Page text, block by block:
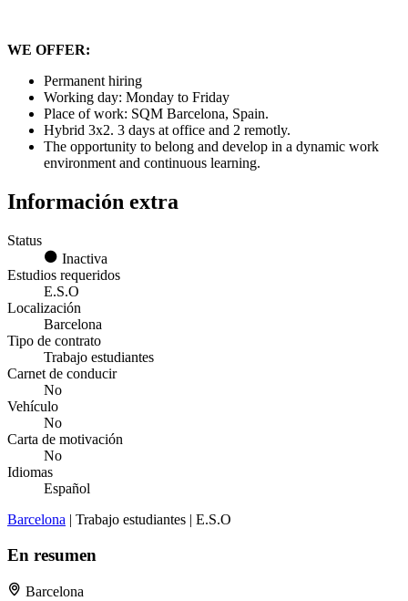
WE OFFER:
Permanent hiring
Working day: Monday to Friday
Place of work: SQM Barcelona, Spain.
Hybrid 3x2. 3 days at office and 2 remotly.
The opportunity to belong and develop in a dynamic work
environment and continuous learning.
Información extra
Status
Inactiva
Estudios requeridos
E.S.O
Localización
Barcelona
Tipo de contrato
Trabajo estudiantes
Carnet de conducir
No
Vehículo
No
Carta de motivación
No
Idiomas
Español
Barcelona | Trabajo estudiantes | E.S.O
En resumen
Barcelona